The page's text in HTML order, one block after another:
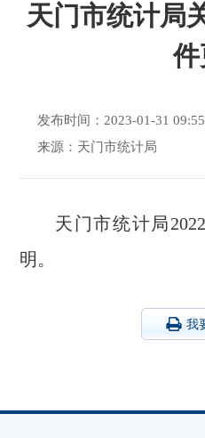
天门市统计局
件
发布时间：2023-01-31 09:55
来源：天门市统计局
天门市统计局
明。
我